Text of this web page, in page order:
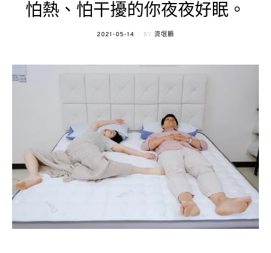
怕熱、怕干擾的你夜夜好眠。
POSTED
2021-05-14 BY 流氓顆